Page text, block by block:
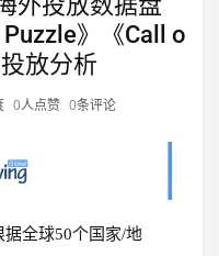
》《Call o
放分析
0人点赞 0条评论
据全球50个国家/地